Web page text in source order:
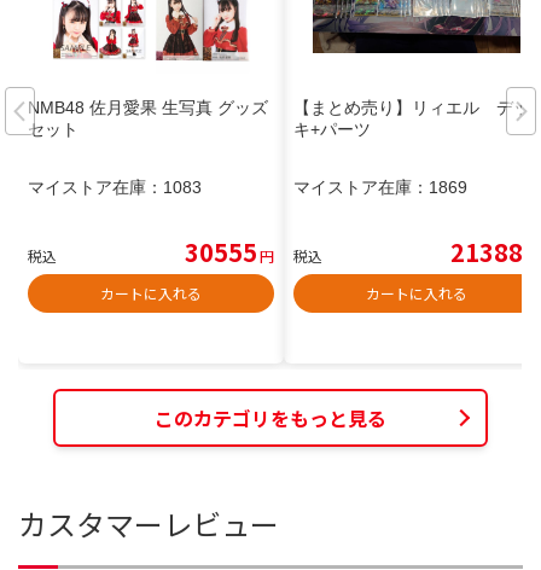
NMB48 佐月愛果 生写真 グッズ
セット
マイストア在庫： 1083
税込 30555円
カートに入れる
【まとめ売り】リィエル デッ
キ+パーツ
マイストア在庫： 1869
税込 21388
カートに入れる
このカテゴリをもっと見る
カスタマーレビュー